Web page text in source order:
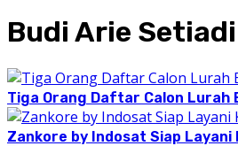
Budi Arie Setiadi
Tiga Orang Daftar Calon Lurah
Zankore by Indosat Siap